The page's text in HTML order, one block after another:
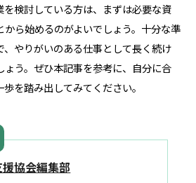
検討している方は、まずは必要な資
ら始めるのがよいでしょう。十分な準
やりがいのある仕事として長く続け
う。ぜひ本記事を参考に、自分に合
を踏み出してみてください。
協会編集部